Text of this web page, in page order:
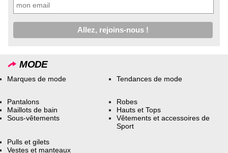
MODE
Marques de mode Tendances de mode
Pantalons
Maillots de bain
Sous-vêtements
Robes
Hauts et Tops
Vêtements et accessoires de
Sport
Pulls et gilets
Vestes et manteaux